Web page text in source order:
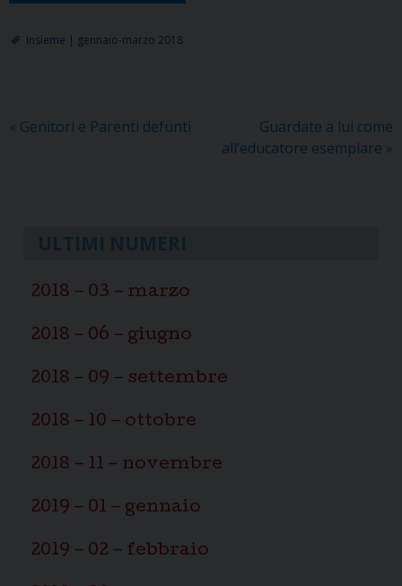
Insieme | gennaio-marzo 2018
« Genitori e Parenti defunti
Guardate a lui come
all’educatore esemplare »
2018 – 03 – marzo
2018 – 06 – giugno
2018 – 09 – settembre
2018 – 10 – ottobre
2018 – 11 – novembre
2019 – 01 – gennaio
2019 – 02 – febbraio